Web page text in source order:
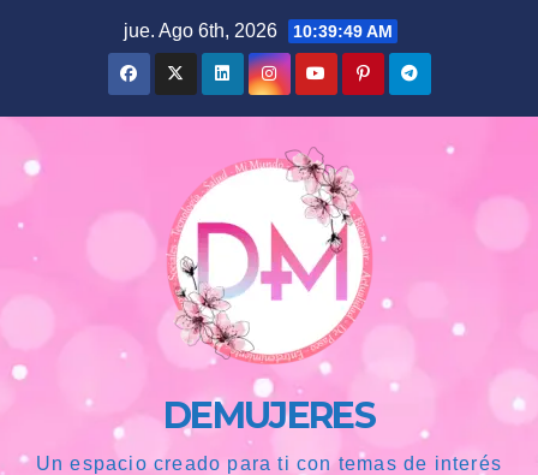
jue. Ago 6th, 2026 10:39:50 AM
DEMUJERES
Un espacio creado para ti con temas de interés